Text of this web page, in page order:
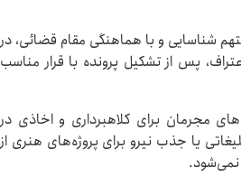
شناسایی و با هماهنگی مقام قضائی، در
پس از تشکیل پرونده با قرار مناسب
مجرمان برای کلاهبرداری و اخاذی در
یا جذب نیرو برای پروژه‌های هنری از